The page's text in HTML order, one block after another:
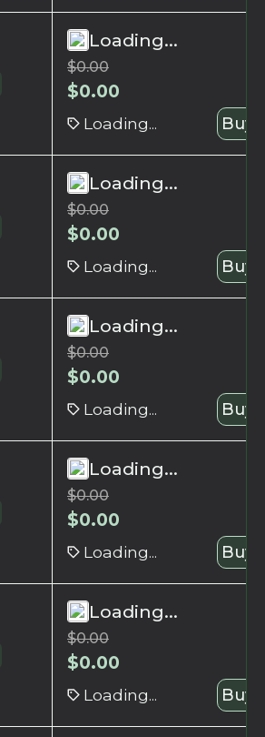
Loading...
$0.00
$0.00
Loading... Buy
Loading...
$0.00
$0.00
Loading... Buy
Loading...
$0.00
$0.00
Loading... Buy
Loading...
$0.00
$0.00
Loading... Buy
Loading...
$0.00
$0.00
Loading... Buy